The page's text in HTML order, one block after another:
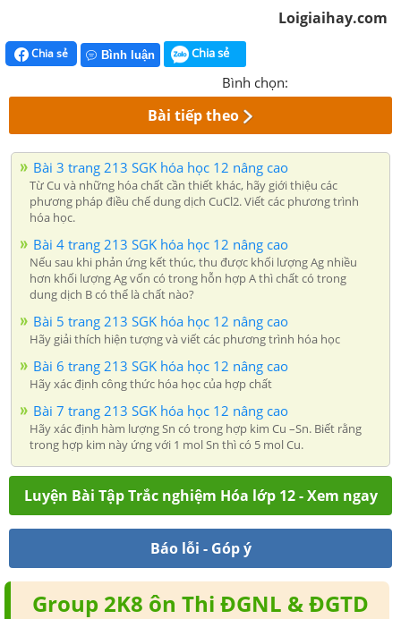
Loigiaihay.com
Chia sẻ Bình luận Chia sẻ
Bình chọn:
Bài tiếp theo
Bài 3 trang 213 SGK hóa học 12 nâng cao
Từ Cu và những hóa chất cần thiết khác, hãy giới thiệu các
phương pháp điều chế dung dịch CuCl2. Viết các phương trình
hóa học.
Bài 4 trang 213 SGK hóa học 12 nâng cao
Nếu sau khi phản ứng kết thúc, thu được khối lượng Ag nhiều
hơn khối lượng Ag vốn có trong hỗn hợp A thì chất có trong
dung dịch B có thể là chất nào?
Bài 5 trang 213 SGK hóa học 12 nâng cao
Hãy giải thích hiện tượng và viết các phương trình hóa học
Bài 6 trang 213 SGK hóa học 12 nâng cao
Hãy xác định công thức hóa học của hợp chất
Bài 7 trang 213 SGK hóa học 12 nâng cao
Hãy xác định hàm lượng Sn có trong hợp kim Cu –Sn. Biết rằng
trong hợp kim này ứng với 1 mol Sn thì có 5 mol Cu.
Luyện Bài Tập Trắc nghiệm Hóa lớp 12 - Xem ngay
Báo lỗi - Góp ý
Group 2K8 ôn Thi ĐGNL & ĐGTD